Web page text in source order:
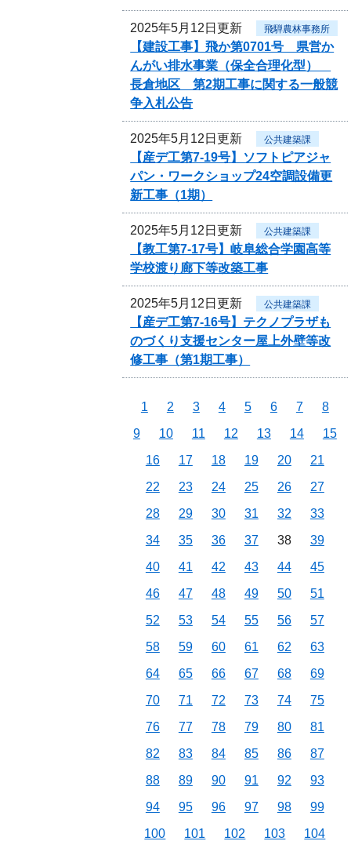
2025年5月12日更新 飛騨農林事務所
【建設工事】飛か第0701号 県営か
んがい排水事業（保全合理化型）
長倉地区 第2期工事に関する一般競
争入札公告
2025年5月12日更新 公共建築課
【産デ工第7-19号】ソフトピアジャ
パン・ワークショップ24空調設備更
新工事（1期）
2025年5月12日更新 公共建築課
【教工第7-17号】岐阜総合学園高等
学校渡り廊下等改築工事
2025年5月12日更新 公共建築課
【産デ工第7-16号】テクノプラザも
のづくり支援センター屋上外壁等改
修工事（第1期工事）
1 2 3 4 5 6 7
8
9
10 11 12 13 14
15
16
17 18 19 20
21
22
23 24 25 26
27
28
29 30 31 32
33
34
35 36 37 38
39
40
41 42 43 44
45
46
47 48 49 50
51
52
53 54 55 56
57
58
59 60 61 62
63
64
65 66 67 68
69
70
71 72 73 74
75
76
77 78 79 80
81
82
83 84 85 86
87
88
89 90 91 92
93
94
95 96 97 98
99
100
101 102 103
104